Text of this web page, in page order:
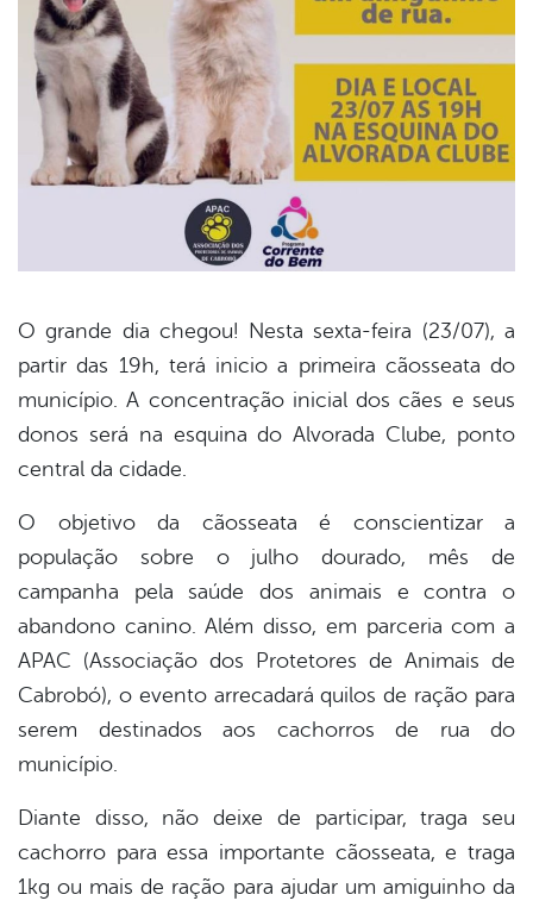
O grande dia chegou! Nesta sexta-feira (23/07), a
partir das 19h, terá inicio a primeira cãosseata do
município. A concentração inicial dos cães e seus
donos será na esquina do Alvorada Clube, ponto
central da cidade.
O objetivo da cãosseata é conscientizar a
população sobre o julho dourado, mês de
campanha pela saúde dos animais e contra o
abandono canino. Além disso, em parceria com a
APAC (Associação dos Protetores de Animais de
Cabrobó), o evento arrecadará quilos de ração para
serem destinados aos cachorros de rua do
município.
Diante disso, não deixe de participar, traga seu
cachorro para essa importante cãosseata, e traga
1kg ou mais de ração para ajudar um amiguinho da